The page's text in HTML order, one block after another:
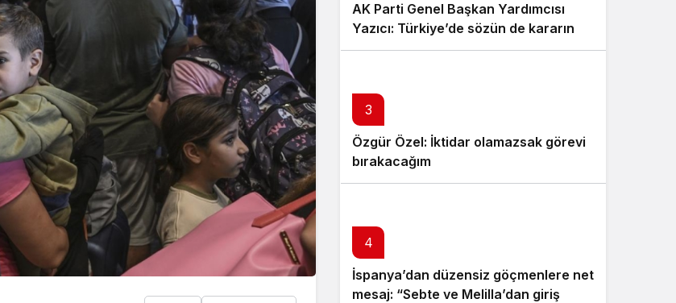
AK Parti Genel Başkan Yardımcısı
Yazıcı: Türkiye’de sözün de kararın da
sahibi millettir
3
Özgür Özel: İktidar olamazsak görevi
bırakacağım
4
İspanya’dan düzensiz göçmenlere net
mesaj: “Sebte ve Melilla’dan giriş